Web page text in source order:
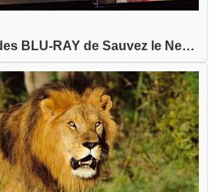
Tentez de gagner des BLU-RAY de Sauvez le Neptun...